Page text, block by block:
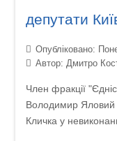
депутати
Опубліковано:
Автор: Дмитро
Член фракції
Володимир Яловий
Кличка у